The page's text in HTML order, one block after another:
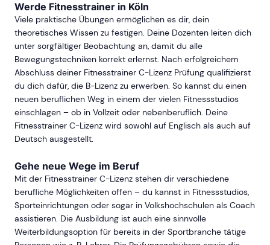
Werde Fitnesstrainer in Köln
Viele praktische Übungen ermöglichen es dir, dein
theoretisches Wissen zu festigen. Deine Dozenten leiten dich
unter sorgfältiger Beobachtung an, damit du alle
Bewegungstechniken korrekt erlernst. Nach erfolgreichem
Abschluss deiner Fitnesstrainer C-Lizenz Prüfung qualifizierst
du dich dafür, die B-Lizenz zu erwerben. So kannst du einen
neuen beruflichen Weg in einem der vielen Fitnessstudios
einschlagen – ob in Vollzeit oder nebenberuflich. Deine
Fitnesstrainer C-Lizenz wird sowohl auf Englisch als auch auf
Deutsch ausgestellt.
Gehe neue Wege im Beruf
Mit der Fitnesstrainer C-Lizenz stehen dir verschiedene
berufliche Möglichkeiten offen – du kannst in Fitnessstudios,
Sporteinrichtungen oder sogar in Volkshochschulen als Coach
assistieren. Die Ausbildung ist auch eine sinnvolle
Weiterbildungsoption für bereits in der Sportbranche tätige